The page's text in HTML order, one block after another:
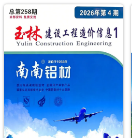
期
刊
PDF